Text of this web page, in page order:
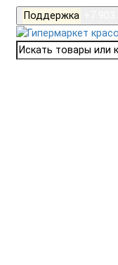
Поддержка